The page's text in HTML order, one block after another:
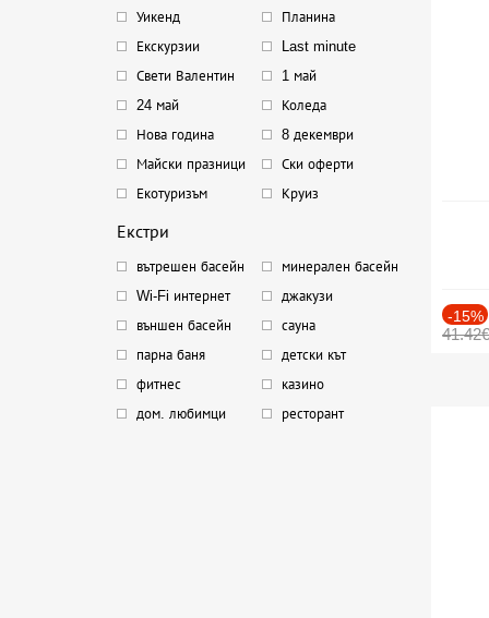
Уикенд
Планина
Екскурзии
Last minute
Свети Валентин
1 май
24 май
Коледа
Нова година
8 декември
Майски празници
Ски оферти
Екотуризъм
Круиз
Екстри
вътрешен басейн
минерален басейн
Wi-Fi интернет
джакузи
външен басейн
сауна
парна баня
детски кът
фитнес
казино
дом. любимци
ресторант
-15%
41.42€